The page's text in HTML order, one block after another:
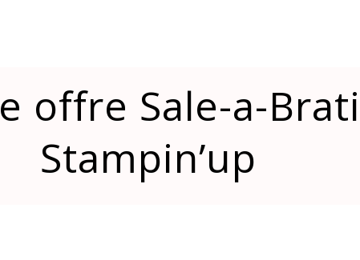
offre Sale-a-
Stampin’up